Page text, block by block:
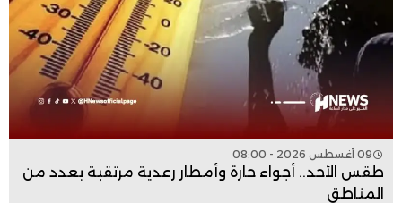
09 أغسطس 2026 - 08:00
طقس الأحد.. أجواء حارة وأمطار رعدية مرتقبة بعدد من
المناطق